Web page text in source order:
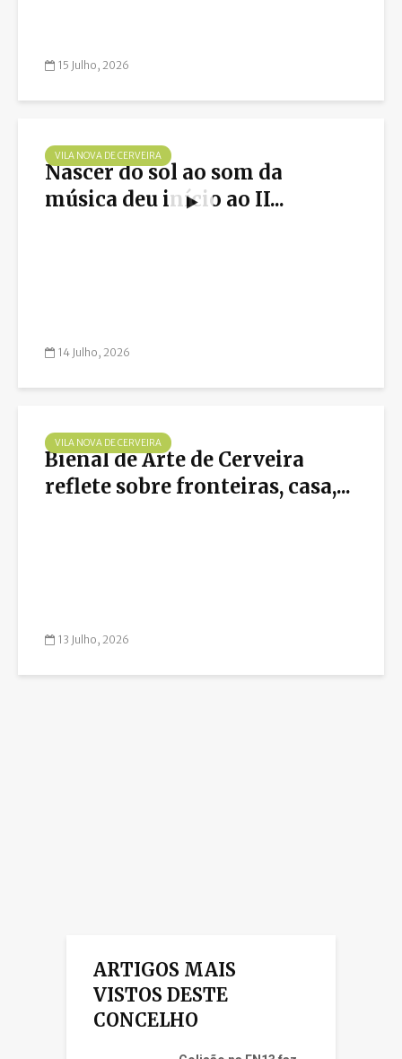
15 Julho, 2026
VILA NOVA DE CERVEIRA
Nascer do sol ao som da
música deu início ao II...
14 Julho, 2026
VILA NOVA DE CERVEIRA
Bienal de Arte de Cerveira
reflete sobre fronteiras, casa,...
13 Julho, 2026
ARTIGOS MAIS
VISTOS DESTE
CONCELHO